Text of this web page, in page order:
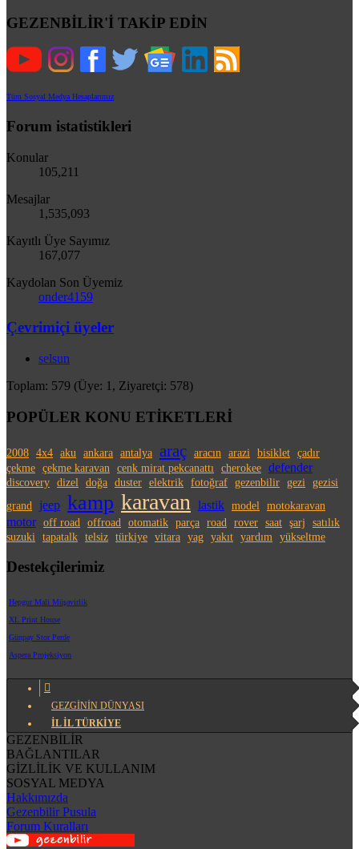
GEZENBİLİR'İ TAKİP EDİN
Tüm Sosyal Medya Hesaplarımız
Forum istatistikleri
Konular
105,211
Mesajlar
1,535,093
Kayıtlı Üye Sayımız
167,077
Kaydolan Son Üyemiz
onder4159
Çevrimiçi üyeler
selsun
Toplam: 579 (Üye: 1, Ziyaretçi: 578)
POPÜLER KONU ETİKETLERİ
2008 4x4 aku ankara antalya araç aracın arazi bisiklet çadır
çekme çekme karavan cenk mirat pekcanattı cherokee defender
discovery dizel doğa duster elektrik fotoğraf gezenbilir gezi
gezisi
grand
jeep kamp karavan lastik model motokaravan
motor off road offroad otomatik parça road rover saat şarj
satılık
suzuki
tapatalk telsiz türkiye vitara yag yakıt yardım yükseltme
Destekçilerimiz
Hepgur Mali Müşavirlik
XL Print House
Günpay Stor Perde
Aspera Projeksiyon
GEZGİNİN DÜNYASI
İL İL TÜRKİYE
GEZENBİLİR
BAĞLANTILAR
GİZLİLİK VE KULLANIM
SOSYAL MEDYA
Hakkımızda
Gezenbilir Pusula
Forum Kuralları